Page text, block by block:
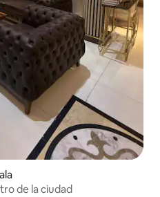
de la ciudad